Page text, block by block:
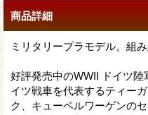
商品詳細
ミリタリープラモデル。組み
好評発売中のWWII ドイツ
イツ戦車を代表するティー
ク、キューベルワーゲンのセ